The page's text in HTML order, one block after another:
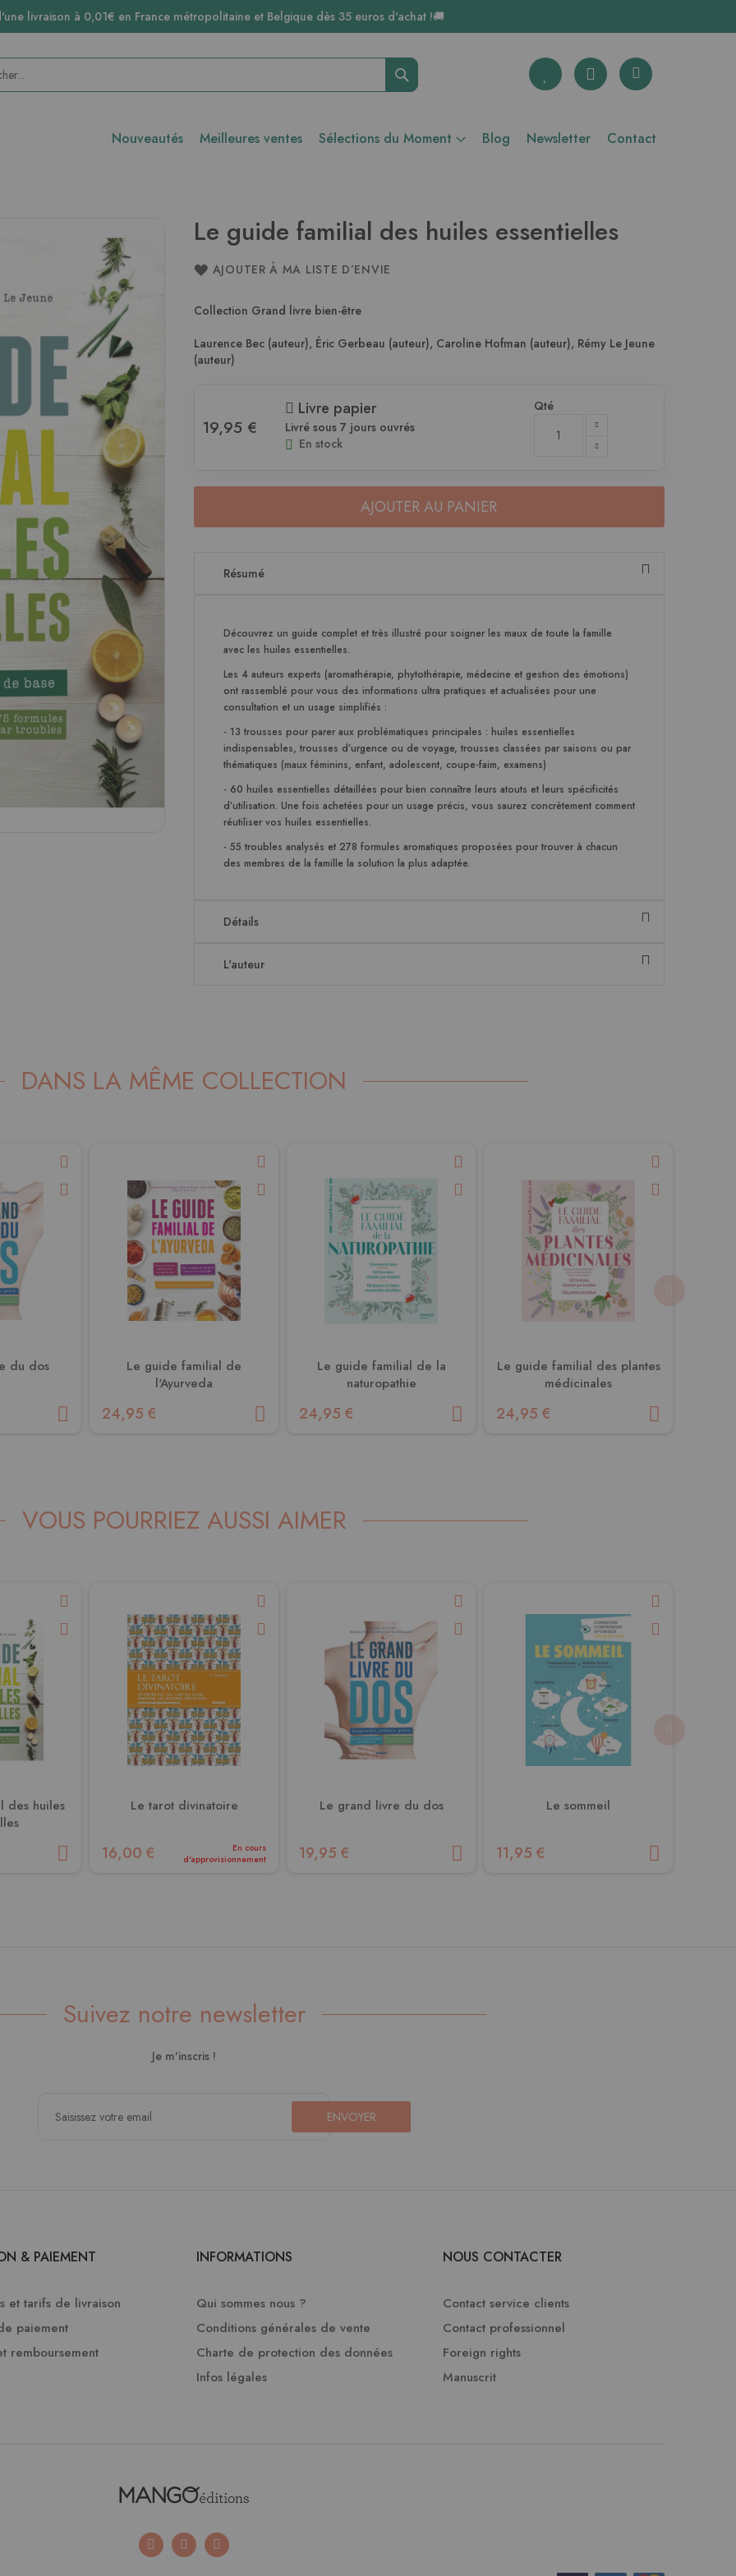
livraison à 0,01€ en France métropolitaine et Belgique dès 35 euros d'achat !🚚
Rechercher
Nouveautés Meilleures ventes Sélections du Moment Blog Newsletter Contact
Le guide familial des huiles essentielles
AJOUTER À MA LISTE D’ENVIE
Collection Grand livre bien-être
Laurence Bec (auteur), Éric Gerbeau (auteur), Caroline Hofman (auteur), Rémy Le Jeune
(auteur)
19,95 €
Livre papier
Livré sous 7 jours ouvrés
En stock
Qté
AJOUTER AU PANIER
Résumé
Découvrez un guide complet et très illustré pour soigner les maux de toute la famille
avec les huiles essentielles.
Les 4 auteurs experts (aromathérapie, phytothérapie, médecine et gestion des émotions)
ont rassemblé pour vous des informations ultra pratiques et actualisées pour une
consultation et un usage simplifiés :
- 13 trousses pour parer aux problématiques principales : huiles essentielles
indispensables, trousses d’urgence ou de voyage, trousses classées par saisons ou par
thématiques (maux féminins, enfant, adolescent, coupe-faim, examens)
- 60 huiles essentielles détaillées pour bien connaître leurs atouts et leurs spécificités
d’utilisation. Une fois achetées pour un usage précis, vous saurez concrètement comment
réutiliser vos huiles essentielles.
- 55 troubles analysés et 278 formules aromatiques proposées pour trouver à chacun
des membres de la famille la solution la plus adaptée.
Détails
L'auteur
DANS LA MÊME COLLECTION
du dos
Le guide familial de
l'Ayurveda
24,95 €
Le guide familial de la
naturopathie
24,95 €
Le guide familial des plantes
médicinales
24,95 €
VOUS POURRIEZ AUSSI AIMER
des huiles
Le tarot divinatoire
16,00 €
En cours
d'approvisionnement
Le grand livre du dos
19,95 €
Le sommeil
11,95 €
Suivez notre newsletter
Je m'inscris !
ENVOYER
& PAIEMENT
et tarifs de livraison
paiement
remboursement
INFORMATIONS
Qui sommes nous ?
Conditions générales de vente
Charte de protection des données
Infos légales
NOUS CONTACTER
Contact service clients
Contact professionnel
Foreign rights
Manuscrit